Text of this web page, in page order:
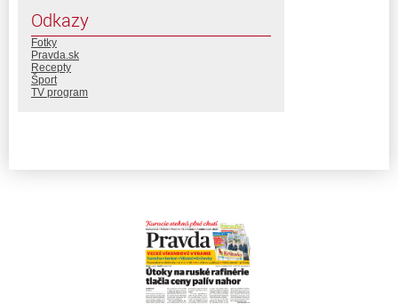
Odkazy
Fotky
Pravda.sk
Recepty
Šport
TV program